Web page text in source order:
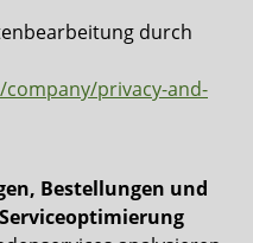
durch
privacy-and-
Bestellungen und